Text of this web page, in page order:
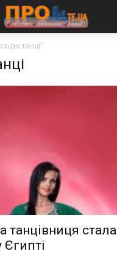
танці"
танцівниця стала